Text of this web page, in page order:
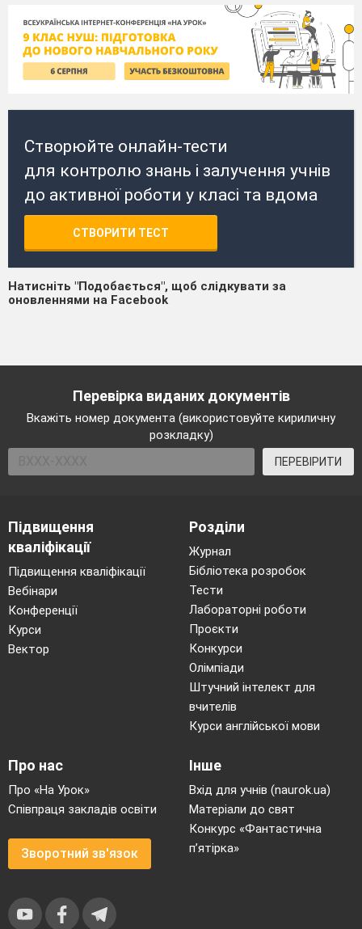
Створюйте онлайн-тести
для контролю знань і залучення учнів
до активної роботи у класі та вдома
СТВОРИТИ ТЕСТ
Натисніть "Подобається", щоб слідкувати за
оновленнями на Facebook
Перевірка виданих документів
Вкажіть номер документа (використовуйте кириличну
розкладку)
ПЕРЕВІРИТИ
Підвищення
кваліфікації
Підвищення кваліфікації
Вебінари
Конференції
Курси
Вектор
Розділи
Журнал
Бібліотека розробок
Тести
Лабораторні роботи
Проєкти
Конкурси
Олімпіади
Штучний інтелект для
вчителів
Курси англійської мови
Про нас
Про «На Урок»
Співпраця закладів освіти
Зворотний зв'язок
Інше
Вхід для учнів (naurok.ua)
Матеріали до свят
Конкурс «Фантастична
п’ятірка»